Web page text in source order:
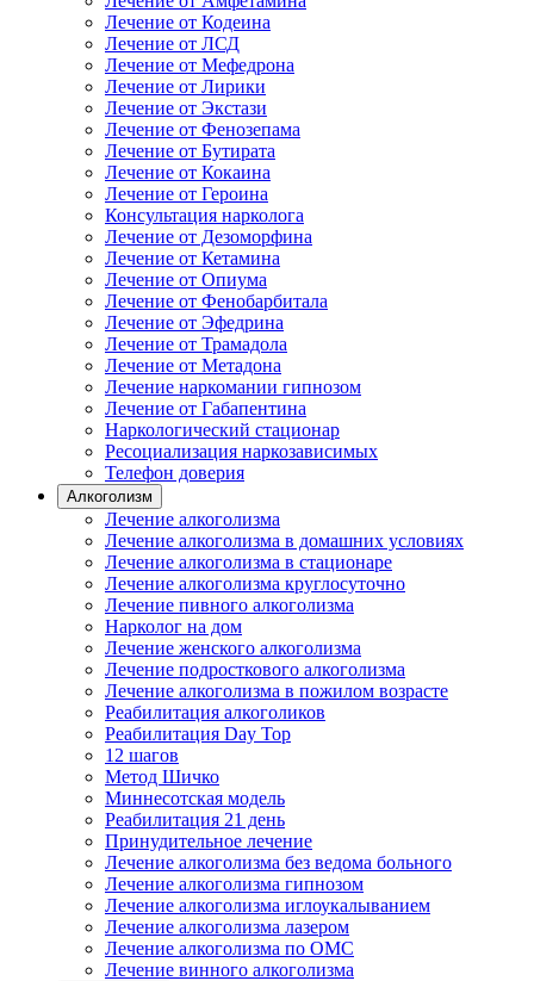
Лечение от Кодеина
Лечение от ЛСД
Лечение от Мефедрона
Лечение от Лирики
Лечение от Экстази
Лечение от Фенозепама
Лечение от Бутирата
Лечение от Кокаина
Лечение от Героина
Консультация нарколога
Лечение от Дезоморфина
Лечение от Кетамина
Лечение от Опиума
Лечение от Фенобарбитала
Лечение от Эфедрина
Лечение от Трамадола
Лечение от Метадона
Лечение наркомании гипнозом
Лечение от Габапентина
Наркологический стационар
Ресоциализация наркозависимых
Телефон доверия
Алкоголизм
Лечение алкоголизма
Лечение алкоголизма в домашних условиях
Лечение алкоголизма в стационаре
Лечение алкоголизма круглосуточно
Лечение пивного алкоголизма
Нарколог на дом
Лечение женского алкоголизма
Лечение подросткового алкоголизма
Лечение алкоголизма в пожилом возрасте
Реабилитация алкоголиков
Реабилитация Day Top
12 шагов
Метод Шичко
Миннесотская модель
Реабилитация 21 день
Принудительное лечение
Лечение алкоголизма без ведома больного
Лечение алкоголизма гипнозом
Лечение алкоголизма иглоукалыванием
Лечение алкоголизма лазером
Лечение алкоголизма по ОМС
Лечение винного алкоголизма